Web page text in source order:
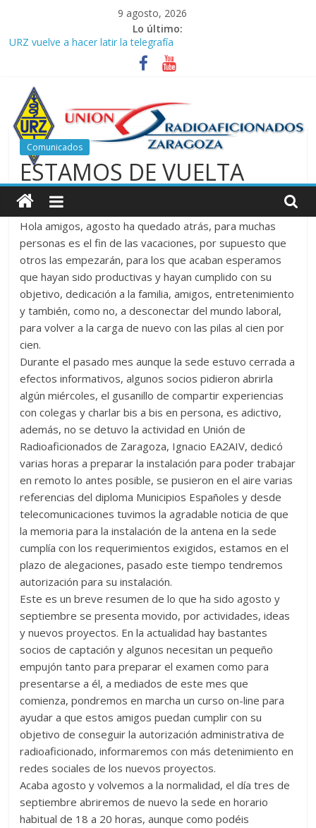
contenido
9 agosto, 2026
Lo último:
URZ vuelve a hacer latir la telegrafía
Verano, radio y buenas ondas: ideas para seguir disfrutando de
Promoción de Verano ICOM en Promodis Telecom
Nueva ubicación de la Jefatura Provincial de Inspección de las
Telecomunicaciones de Zaragoza. Información de interés para
los radioaficionados
La cantera de URZ vuelve a hacerse escuchar en el YOTA
Contest
Unión
de
Radioaficionados
de
Zaragoza
URZ
Comunicados
ESTAMOS DE VUELTA
Hola amigos, agosto ha quedado atrás, para muchas
personas es el fin de las vacaciones, por supuesto que
otros las empezarán, para los que acaban esperamos
que hayan sido productivas y hayan cumplido con su
objetivo, dedicación a la familia, amigos, entretenimiento
y también, como no, a desconectar del mundo laboral,
para volver a la carga de nuevo con las pilas al cien por
cien.
Durante el pasado mes aunque la sede estuvo cerrada a
efectos informativos, algunos socios pidieron abrirla
algún miércoles, el gusanillo de compartir experiencias
con colegas y charlar bis a bis en persona, es adictivo,
además, no se detuvo la actividad en Unión de
Radioaficionados de Zaragoza, Ignacio EA2AIV, dedicó
varias horas a preparar la instalación para poder trabajar
en remoto lo antes posible, se pusieron en el aire varias
referencias del diploma Municipios Españoles y desde
telecomunicaciones tuvimos la agradable noticia de que
la memoria para la instalación de la antena en la sede
cumplía con los requerimientos exigidos, estamos en el
plazo de alegaciones, pasado este tiempo tendremos
autorización para su instalación.
Este es un breve resumen de lo que ha sido agosto y
septiembre se presenta movido, por actividades, ideas
y nuevos proyectos. En la actualidad hay bastantes
socios de captación y algunos necesitan un pequeño
empujón tanto para preparar el examen como para
presentarse a él, a mediados de este mes que
comienza, pondremos en marcha un curso on-line para
ayudar a que estos amigos puedan cumplir con su
objetivo de conseguir la autorización administrativa de
radioaficionado, informaremos con más detenimiento en
redes sociales de los nuevos proyectos.
Acaba agosto y volvemos a la normalidad, el día tres de
septiembre abriremos de nuevo la sede en horario
habitual de 18 a 20 horas, aunque como podéis